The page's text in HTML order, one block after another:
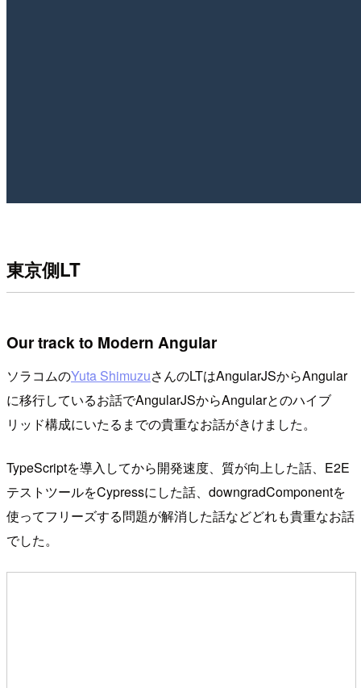
東京側LT
Our track to Modern Angular
ソラコムのYuta ShimuzuさんのLTはAngularJSからAngular
に移行しているお話でAngularJSからAngularとのハイブ
リッド構成にいたるまでの貴重なお話がきけました。
TypeScriptを導入してから開発速度、質が向上した話、E2E
テストツールをCypressにした話、downgradComponentを
使ってフリーズする問題が解消した話などどれも貴重なお話
でした。